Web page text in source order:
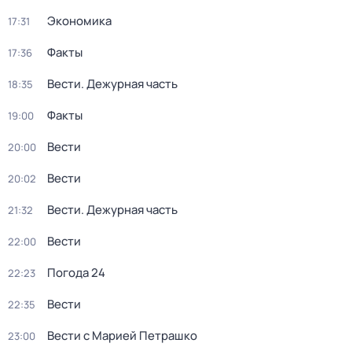
17:31 Экономика
17:36 Факты
18:35 Вести. Дежурная часть
19:00 Факты
20:00 Вести
20:02 Вести
21:32 Вести. Дежурная часть
22:00 Вести
22:23 Погода 24
22:35 Вести
23:00 Вести с Марией Петрашко